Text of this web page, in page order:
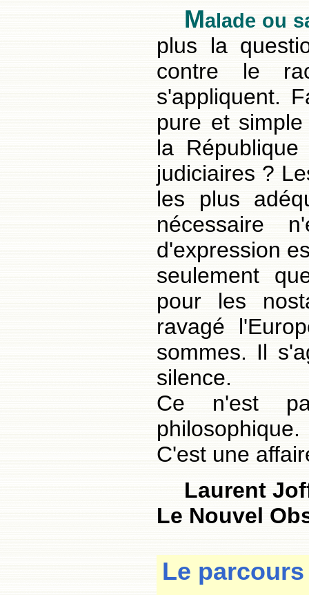
Malade ou
plus la
contre le
s'appliquent.
pure et
la
judiciaires ?
les plus
nécessaire
d'expression
seulement
pour les
ravagé
sommes. Il
silence.
Ce n'est
philosophique.
C'est une
Laurent
Le Nouvel
Le